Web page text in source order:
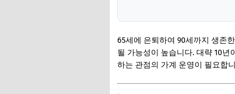
65세에 은퇴하여 90세까지 생존
될 가능성이 높습니다. 대략 10년
하는 관점의 가계 운영이 필요합